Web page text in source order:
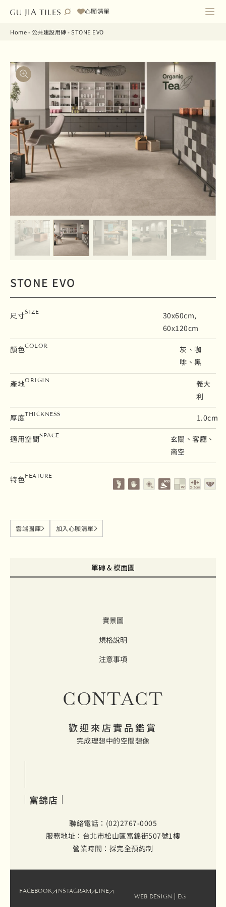
心願清單
Home-公共建設用磚-STONE EVO
STONE EVO
尺寸SIZE
30x60cm,
60x120cm
顏色COLOR
灰、咖
啡、黑
產地ORIGIN
義大
利
厚度THICKNESS 1.0cm
適用空間SPACE
玄關、客廳、
商空
特色FEATURE
雲端圖庫 加入心願清單
單磚 & 模面圖
實景圖
規格說明
注意事項
CONTACT
歡迎來店實品鑑賞
完成理想中的空間想像
富錦店
聯絡電話：(02)2767-0005
服務地址：台北市松山區富錦街507號1樓
營業時間：採完全預約制
FACEBOOK INSTAGRAM LINE
WEB DESIGN | EG